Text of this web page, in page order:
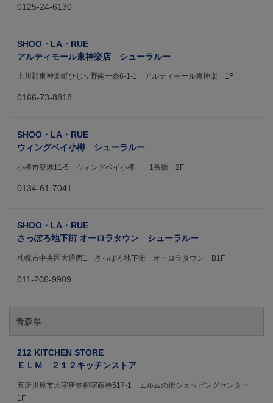
0125-24-6130
SHOO・LA・RUE
アルティモール東神楽店 シューラルー
上川郡東神楽町ひじり野南一条6-1-1 アルティモール東神楽 1F
0166-73-8818
SHOO・LA・RUE
ウィングベイ小樽 シューラルー
小樽市築港11-5 ウィングベイ小樽 1番街 2F
0134-61-7041
SHOO・LA・RUE
さっぽろ地下街 オーロラタウン シューラルー
札幌市中央区大通西1 さっぽろ地下街 オーロラタウン B1F
011-206-9909
青森県
212 KITCHEN STORE
ＥＬＭ ２１２キッチンストア
五所川原市大字唐笠柳字藤巻517-1 エルムの街ショッピングセンター
1F